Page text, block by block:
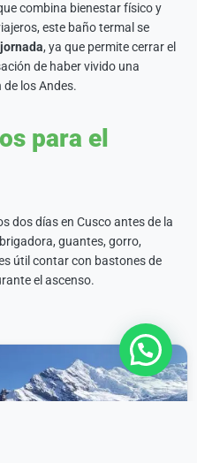
combina bienestar físico y
este baño termal se
, ya que permite cerrar el
de haber vivido una
los Andes.
para el
dos días en Cusco antes de la
guantes, gorro,
útil contar con bastones de
el ascenso.